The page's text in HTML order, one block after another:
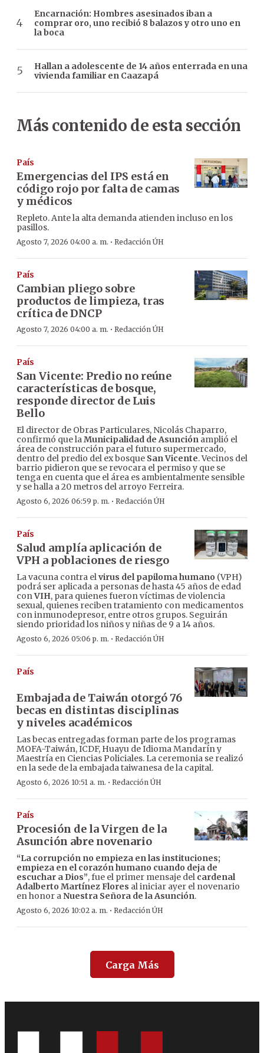
Encarnación: Hombres asesinados iban a
comprar oro, uno recibió 8 balazos y otro uno en
la boca
Hallan a adolescente de 14 años enterrada en una
vivienda familiar en Caazapá
Más contenido de esta sección
País
Emergencias del IPS está en
código rojo por falta de camas
y médicos
Repleto. Ante la alta demanda atienden incluso en los
pasillos.
Agosto 7, 2026 04:00 a. m. · Redacción ÚH
País
Cambian pliego sobre
productos de limpieza, tras
crítica de DNCP
Agosto 7, 2026 04:00 a. m. · Redacción ÚH
País
San Vicente: Predio no reúne
características de bosque,
responde director de Luis
Bello
El director de Obras Particulares, Nicolás Chaparro,
confirmó que laMunicipalidad de Asunción amplió el
área de construcción para el futuro supermercado,
dentro del predio del ex bosque San Vicente. Vecinos del
barrio pidieron que se revocara el permiso y que se
tenga en cuenta que el área es ambientalmente sensible
y se halla a 20 metros del arroyo Ferreira.
Agosto 6, 2026 06:59 p. m. · Redacción ÚH
País
Salud amplía aplicación de
VPH a poblaciones de riesgo
La vacuna contra elvirus del papiloma humano (VPH)
podrá ser aplicada a personas de hasta 45 años de edad
conVIH, para quienes fueron víctimas de violencia
sexual, quienes reciben tratamiento con medicamentos
con inmunodepresor, entre otros grupos. Seguirán
siendo prioridad los niños y niñas de 9 a 14 años.
Agosto 6, 2026 05:06 p. m. · Redacción ÚH
País
Embajada de Taiwán otorgó 76
becas en distintas disciplinas
y niveles académicos
Las becas entregadas forman parte de los programas
MOFA-Taiwán, ICDF, Huayu de Idioma Mandarín y
Maestría en Ciencias Policiales. La ceremonia se realizó
en la sede de la embajada taiwanesa de la capital.
Agosto 6, 2026 10:51 a. m. · Redacción ÚH
País
Procesión de la Virgen de la
Asunción abre novenario
“La corrupción no empieza en las instituciones;
empieza en el corazón humano cuando deja de
escuchar a Dios”, fue el primer mensaje del cardenal
Adalberto Martínez Flores al iniciar ayer el novenario
en honor aNuestra Señora de la Asunción.
Agosto 6, 2026 10:02 a. m. · Redacción ÚH
Carga Más